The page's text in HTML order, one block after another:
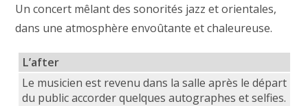
Un concert mêlant des sonorités jazz et orientales,
dans une atmosphère envoûtante et chaleureuse.
L’after
Le musicien est revenu dans la salle après le départ
du public accorder quelques autographes et selfies.